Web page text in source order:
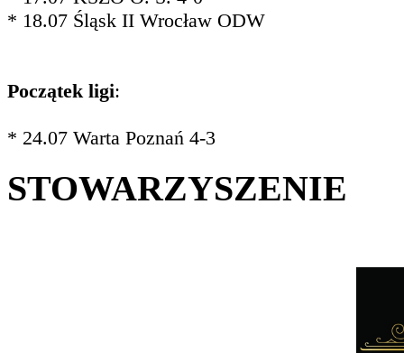
* 18.07 Śląsk II Wrocław ODW
Początek ligi:
* 24.07 Warta Poznań 4-3
STOWARZYSZENIE